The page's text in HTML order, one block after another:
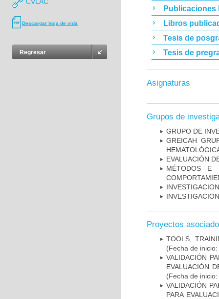
Descargar hoja de vida
Regresar
Publicaciones
Libros
Tesis de
Tesis de
Asignaturas
Grupos de
GRUPO DE
GREICAH
EVALUACIÓN
MÉTODOS E
Proyectos
TOOLS,
(Fecha de
VALIDACIÓN
EVALUACIÓN
(Fecha de
VALIDACIÓN
PARA